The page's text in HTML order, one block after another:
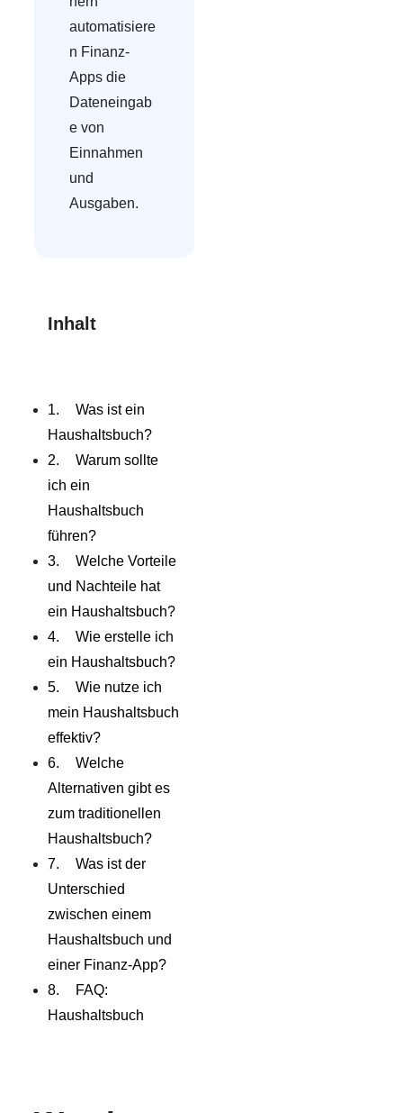
automatisiere
n Finanz-
Apps die
Dateneingab
e von
Einnahmen
und
Ausgaben.
Inhalt
Was ist ein
Haushaltsbuch?
Warum sollte
ich ein
Haushaltsbuch
führen?
Welche Vorteile
und Nachteile hat
ein Haushaltsbuch?
Wie erstelle ich
ein Haushaltsbuch?
Wie nutze ich
mein Haushaltsbuch
effektiv?
Welche
Alternativen gibt es
zum traditionellen
Haushaltsbuch?
Was ist der
Unterschied
zwischen einem
Haushaltsbuch und
einer Finanz-App?
FAQ:
Haushaltsbuch